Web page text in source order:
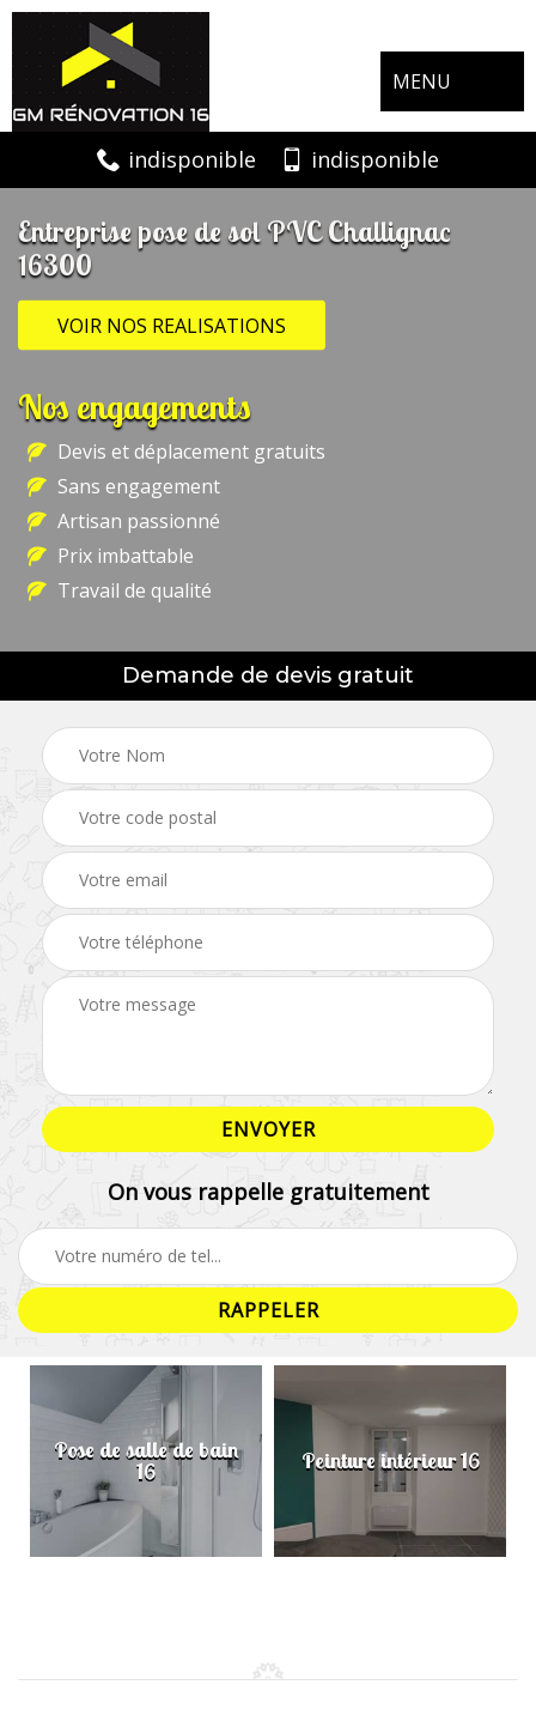
MENU
indisponible indisponible
Entreprise pose de sol PVC Challignac
16300
VOIR NOS REALISATIONS
Nos engagements
Devis et déplacement gratuits
Sans engagement
Artisan passionné
Prix imbattable
Travail de qualité
Demande de devis gratuit
On vous rappelle gratuitement
Pose de salle de bain
16 Peinture intérieur 16